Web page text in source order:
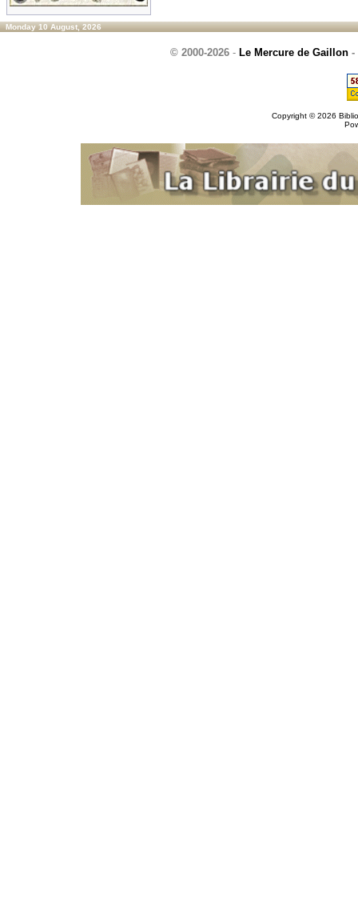
Monday 10 August, 2026
© 2000-2026 - Le Mercure de Gaillon -
Copyright © 2026